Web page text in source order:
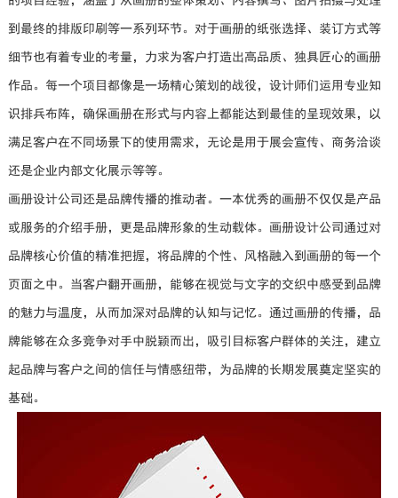
到最终的排版印刷等一系列环节。对于画册的纸张选择、装订方式等
细节也有着专业的考量，力求为客户打造出高品质、独具匠心的画册
作品。每一个项目都像是一场精心策划的战役，设计师们运用专业知
识排兵布阵，确保画册在形式与内容上都能达到最佳的呈现效果，以
满足客户在不同场景下的使用需求，无论是用于展会宣传、商务洽谈
还是企业内部文化展示等等。
画册设计公司还是品牌传播的推动者。一本优秀的画册不仅仅是产品
或服务的介绍手册，更是品牌形象的生动载体。画册设计公司通过对
品牌核心价值的精准把握，将品牌的个性、风格融入到画册的每一个
页面之中。当客户翻开画册，能够在视觉与文字的交织中感受到品牌
的魅力与温度，从而加深对品牌的认知与记忆。通过画册的传播，品
牌能够在众多竞争对手中脱颖而出，吸引目标客户群体的关注，建立
起品牌与客户之间的信任与情感纽带，为品牌的长期发展奠定坚实的
基础。